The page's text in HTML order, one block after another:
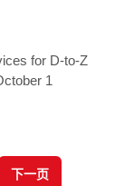
for D-to-Z
1
下一页